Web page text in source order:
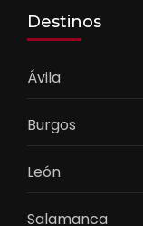
Destinos
Ávila
Burgos
León
Salamanca